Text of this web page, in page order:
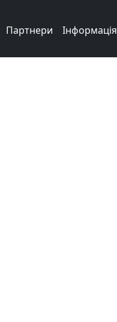
Партнери Інформація